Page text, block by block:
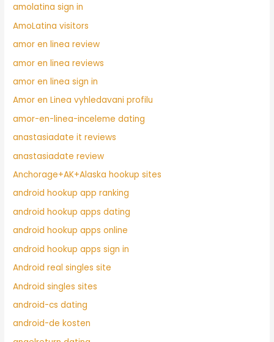
amolatina sign in
AmoLatina visitors
amor en linea review
amor en linea reviews
amor en linea sign in
Amor en Linea vyhledavani profilu
amor-en-linea-inceleme dating
anastasiadate it reviews
anastasiadate review
Anchorage+AK+Alaska hookup sites
android hookup app ranking
android hookup apps dating
android hookup apps online
android hookup apps sign in
Android real singles site
Android singles sites
android-cs dating
android-de kosten